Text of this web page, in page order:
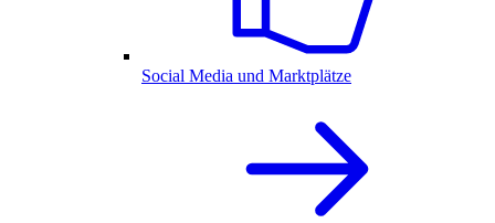
Social Media und Marktplätze